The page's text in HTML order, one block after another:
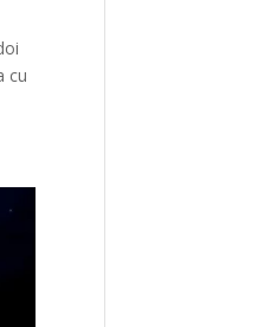
cu